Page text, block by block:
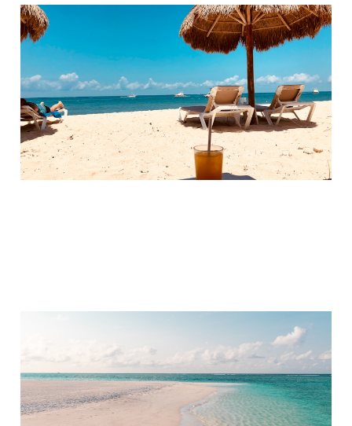
Pauschalreisen:
Check24
17. März 20242 min read
Reiseportal: Nix wie weg
1 min read